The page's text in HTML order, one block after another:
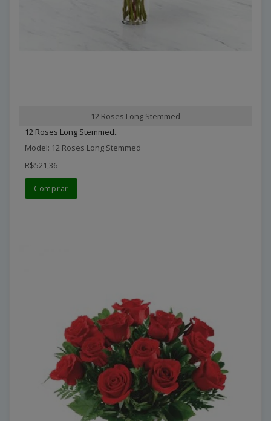
12 Roses Long Stemmed
12 Roses Long Stemmed..
Model: 12 Roses Long Stemmed
R$521,36
Comprar